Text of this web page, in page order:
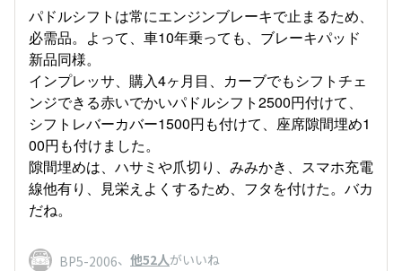
パドルシフトは常にエンジンブレーキで止まるため、
必需品。よって、車10年乗っても、ブレーキパッド
新品同様。
インプレッサ、購入4ヶ月目、カーブでもシフトチェ
ンジできる赤いでかいパドルシフト2500円付けて、
シフトレバーカバー1500円も付けて、座席隙間埋め1
00円も付けました。
隙間埋めは、ハサミや爪切り、みみかき、スマホ充電
線他有り、見栄えよくするため、フタを付けた。バカ
だね。
BP5-2006、 他52人がいいね